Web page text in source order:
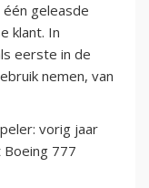
geleasde
klant. In
eerste in de
nemen, van
vorig jaar
777